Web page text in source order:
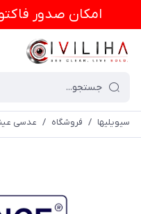
امكان صدور
سیویلیها / فروشگاه / عدسی